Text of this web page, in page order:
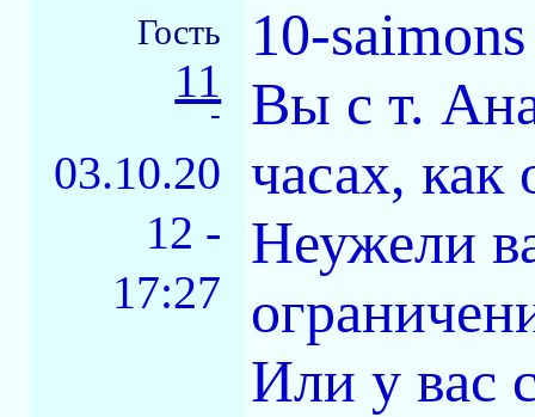
Гость
11
-
03.10.20
12 -
17:27
10-
Вы с т.
часах, как
Неужели
Или у вас